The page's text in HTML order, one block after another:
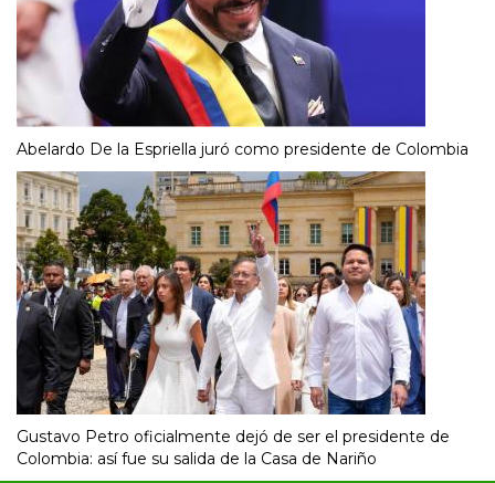
Abelardo De la Espriella juró como presidente de Colombia
Gustavo Petro oficialmente dejó de ser el presidente de
Colombia: así fue su salida de la Casa de Nariño